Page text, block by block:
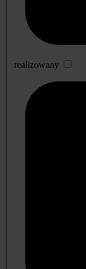
realizowany